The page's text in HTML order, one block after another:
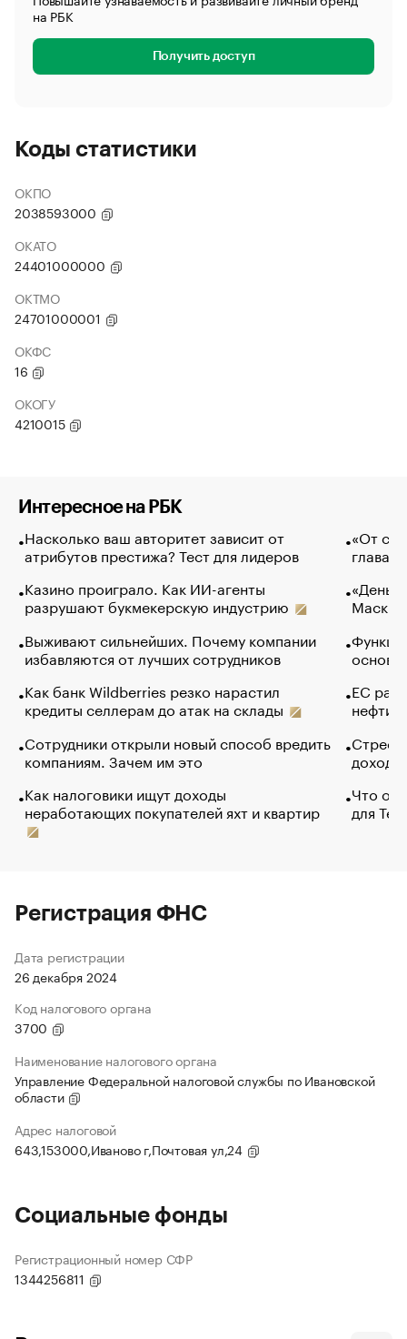
на РБК
Получить доступ
Коды статистики
ОКПО
2038593000
ОКАТО
24401000000
ОКТМО
24701000001
ОКФС
16
ОКОГУ
4210015
Интересное на РБК
Насколько ваш авторитет зависит от
атрибутов престижа? Тест для лидеров
Казино проиграло. Как ИИ-агенты
разрушают букмекерскую индустрию
Выживают сильнейших. Почему компании
избавляются от лучших сотрудников
Как банк Wildberries резко нарастил
кредиты селлерам до атак на склады
Сотрудники открыли новый способ вредить
компаниям. Зачем им это
Как налоговики ищут доходы
неработающих покупателей яхт и квартир
«От
глава
Маск в
основ
ЕС
нефти
Что
для
Регистрация ФНС
Дата регистрации
26 декабря 2024
Код налогового органа
3700
Наименование налогового органа
Управление Федеральной налоговой службы по Ивановской
области
Адрес налоговой
643,153000,Иваново г,Почтовая ул,24
Социальные фонды
Регистрационный номер СФР
1344256811